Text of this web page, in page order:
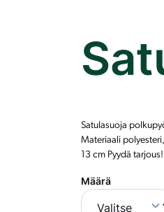
Satulasuoja
Materiaali
13 cm Pyydä tarjous!
Määrä